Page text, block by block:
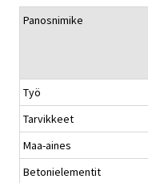
Panosnimike
Työ
Tarvikkeet
Maa-aines
Betonielementit